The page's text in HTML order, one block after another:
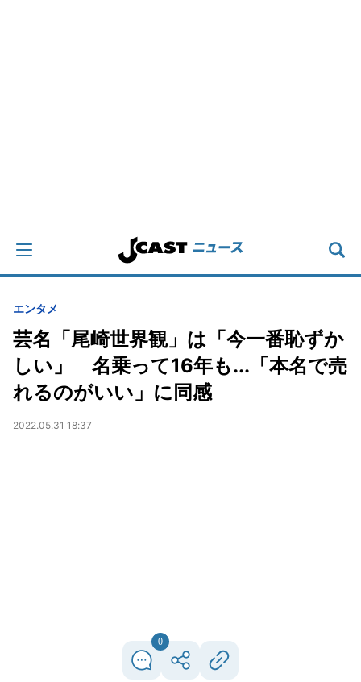
エンタメ
芸名「尾崎世界観」は「今一番恥ずか
しい」 名乗って16年も...「本名で売
れるのがいい」に同感
2022.05.31 18:37
0